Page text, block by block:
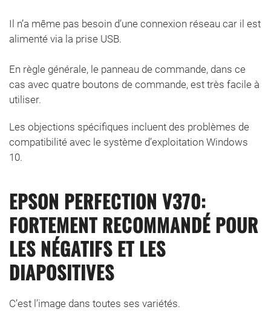
Il n’a même pas besoin d’une connexion réseau car il est
alimenté via la prise USB.
En règle générale, le panneau de commande, dans ce
cas avec quatre boutons de commande, est très facile à
utiliser.
Les objections spécifiques incluent des problèmes de
compatibilité avec le système d’exploitation Windows
10.
EPSON PERFECTION V370:
FORTEMENT RECOMMANDÉ POUR
LES NÉGATIFS ET LES
DIAPOSITIVES
C’est l’image dans toutes ses variétés.